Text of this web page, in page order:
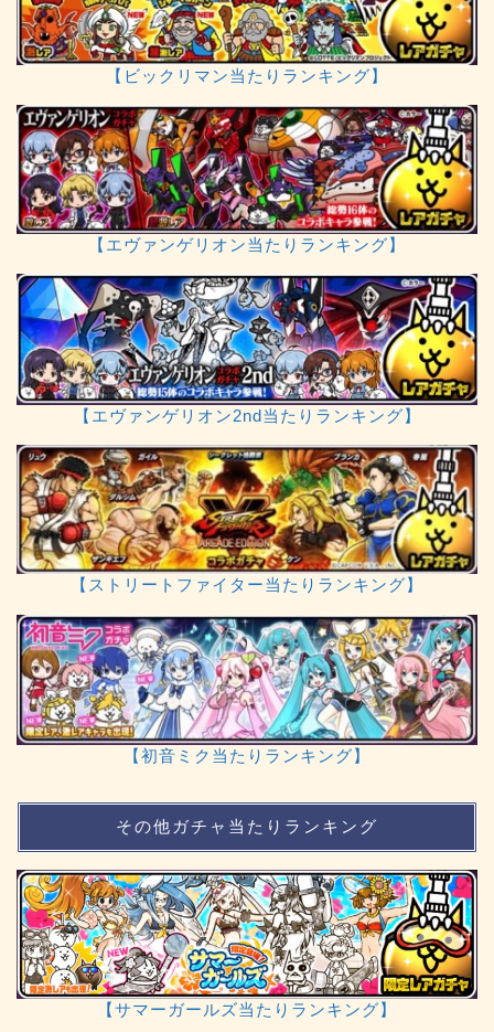
【ビックリマン当たりランキング】
【エヴァンゲリオン当たりランキング】
【エヴァンゲリオン2nd当たりランキング】
【ストリートファイター当たりランキング】
【初音ミク当たりランキング】
その他ガチャ当たりランキング
【サマーガールズ当たりランキング】